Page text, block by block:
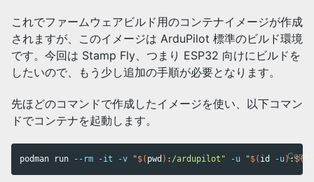
これでファームウェアビルド用のコンテナイメージが作成
されますが、このイメージは ArduPilot 標準のビルド環境
です。今回は Stamp Fly、つまり ESP32 向けにビルドを
したいので、もう少し追加の手順が必要となります。
先ほどのコマンドで作成したイメージを使い、以下コマン
ドでコンテナを起動します。
Copy
podman run --rm -it -v "$( pwd ) :/ardupilot" -u "$( id -u):$(